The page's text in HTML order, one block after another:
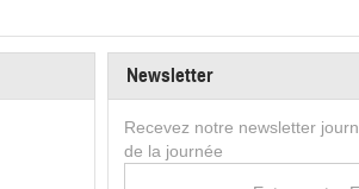
Newsletter
Recevez notre newsletter
de la journée